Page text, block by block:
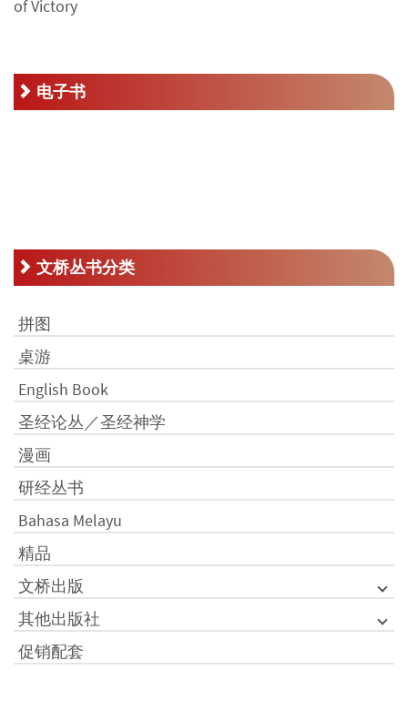
电子书
文桥丛书分类
拼图
桌游
English Book
圣经论丛／圣经神学
漫画
研经丛书
Bahasa Melayu
精品
文桥出版
其他出版社
促销配套